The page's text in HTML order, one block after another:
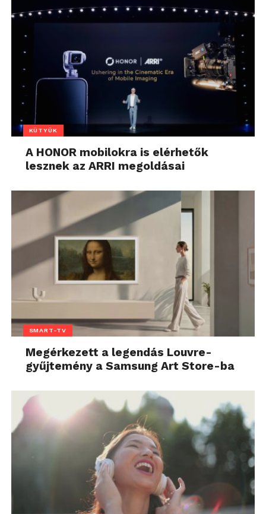
KÜTYÜK
A HONOR mobilokra is elérhetők
lesznek az ARRI megoldásai
SMART-TV
Megérkezett a legendás Louvre-
gyűjtemény a Samsung Art Store-ba